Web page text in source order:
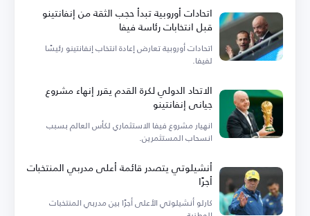
اتحادات أوروبية تبدأ حجب الثقة من إنفانتينو
قبل انتخابات رئاسة فيفا
اتحادات أوروبية تعارض إعادة انتخاب إنفانتينو رئيسًا
لفيفا.
الاتحاد الدولي لكرة القدم يقرر إنهاء مشروع
جياني إنفانتينو
انهيار مشروع فيفا الاستثماري لكأس العالم بسبب
انسحاب المستثمرين.
أنشيلوتي يتصدر قائمة أعلى مدربي المنتخبات
أجرًا
كارلو أنشيلوتي الأعلى أجرًا بين مدربي المنتخبات